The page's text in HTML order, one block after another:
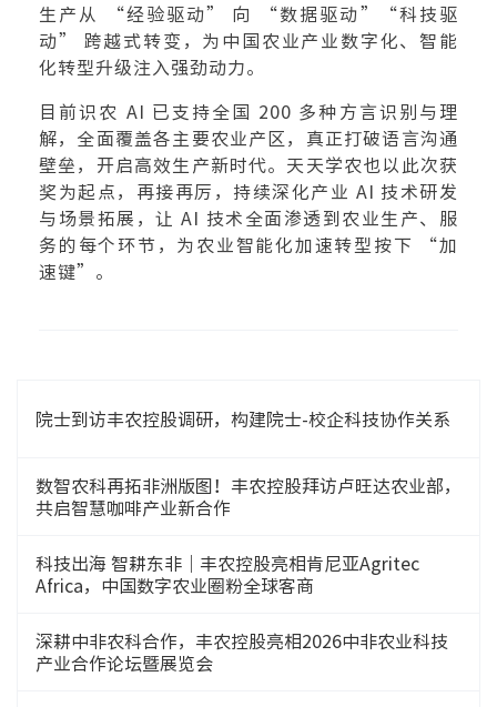
生产从 “经验驱动” 向 “数据驱动”“科技驱
动” 跨越式转变，为中国农业产业数字化、智能
化转型升级注入强劲动力。
目前识农 AI 已支持全国 200 多种方言识别与理
解，全面覆盖各主要农业产区，真正打破语言沟通
壁垒，开启高效生产新时代。天天学农也以此次获
奖为起点，再接再厉，持续深化产业 AI 技术研发
与场景拓展，让 AI 技术全面渗透到农业生产、服
务的每个环节，为农业智能化加速转型按下 “加
速键”。
院士到访丰农控股调研，构建院士-校企科技协作关系
数智农科再拓非洲版图！丰农控股拜访卢旺达农业部，
共启智慧咖啡产业新合作
科技出海 智耕东非｜丰农控股亮相肯尼亚Agritec
Africa，中国数字农业圈粉全球客商
深耕中非农科合作，丰农控股亮相2026中非农业科技
产业合作论坛暨展览会